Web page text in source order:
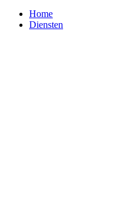
Home
Diensten